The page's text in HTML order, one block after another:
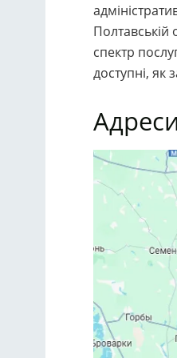
Полтавській
спектр
доступні, як